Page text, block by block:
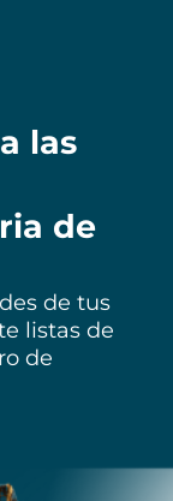
las
de
de tus
listas de
de